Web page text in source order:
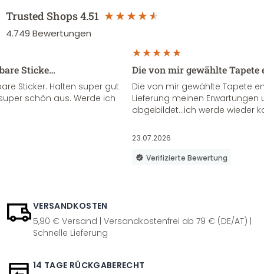
Trusted Shops4.51
4.749 Bewertungen
Sticke…
Sticker. Halten super gut
schön aus. Werde ich
Die von mir gewählte
Die von mir gewählte Tapete
Lieferung meinen Erwartungen
abgebildet...ich werde wieder
23.07.2026
Verifizierte Bewertung
VERSANDKOSTEN
5,90 € Versand | Versandkostenfrei ab 79 € (DE/AT) |
Schnelle Lieferung
14 TAGE RÜCKGABERECHT